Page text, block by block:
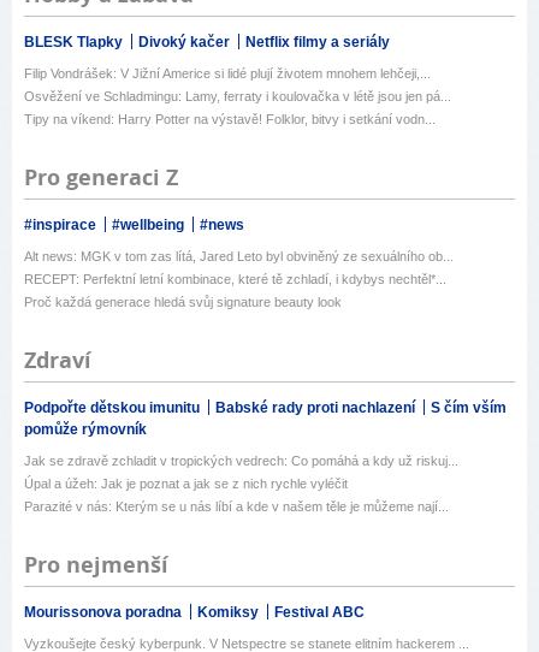
BLESK Tlapky Divoký kačer Netflix filmy a seriály
Filip Vondrášek: V Jižní Americe si lidé plují životem mnohem lehčeji,...
Osvěžení ve Schladmingu: Lamy, ferraty i koulovačka v létě jsou jen pá...
Tipy na víkend: Harry Potter na výstavě! Folklor, bitvy i setkání vodn...
Pro generaci Z
#inspirace #wellbeing #news
Alt news: MGK v tom zas lítá, Jared Leto byl obviněný ze sexuálního ob...
RECEPT: Perfektní letní kombinace, které tě zchladí, i kdybys nechtěl*...
Proč každá generace hledá svůj signature beauty look
Zdraví
Podpořte dětskou imunitu Babské rady proti nachlazení
S čím vším
pomůže rýmovník
Jak se zdravě zchladit v tropických vedrech: Co pomáhá a kdy už riskuj...
Úpal a úžeh: Jak je poznat a jak se z nich rychle vyléčit
Parazité v nás: Kterým se u nás líbí a kde v našem těle je můžeme nají...
Pro nejmenší
Mourissonova poradna Komiksy Festival ABC
Vyzkoušejte český kyberpunk. V Netspectre se stanete elitním hackerem ...